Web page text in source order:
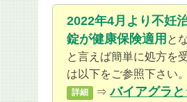
2022年4月より不妊
錠が健康保険適用 と
と言えば簡単に処方を
は以下をご参照下さい。
詳細 ⇒バイアグラ